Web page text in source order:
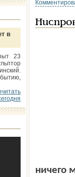
в
23
ничего